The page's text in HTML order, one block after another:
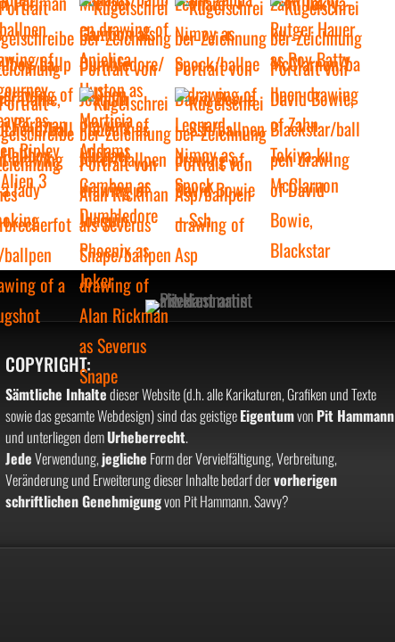
COPYRIGHT:
Sämtliche Inhaltedieser Website (d.h. alle Karikaturen, Grafiken und Texte
sowie das gesamte Webdesign) sind das geistigeEigentumvon Pit Hammann
und unterliegen demUrheberrecht.
JedeVerwendung,jegliche Form der Vervielfältigung, Verbreitung,
Veränderung und Erweiterung dieser Inhalte bedarf dervorherigen
schriftlichen Genehmigungvon Pit Hammann. Savvy?